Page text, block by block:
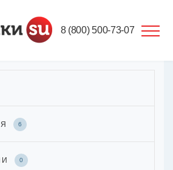
8 (800) 500-73-07
6
0